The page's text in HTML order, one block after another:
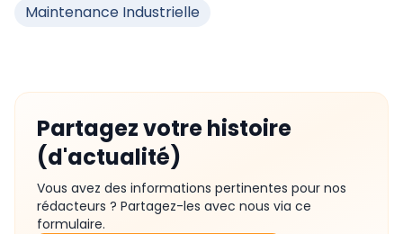
Maintenance Industrielle
Partagez votre histoire
(d'actualité)
Vous avez des informations pertinentes pour nos
rédacteurs ? Partagez-les avec nous via ce
formulaire.